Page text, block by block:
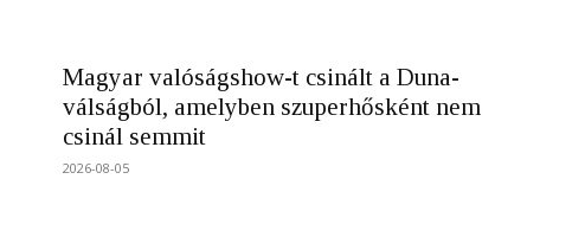
Magyar valóságshow-t csinált a Duna-
válságból, amelyben szuperhősként nem
csinál semmit
2026-08-05